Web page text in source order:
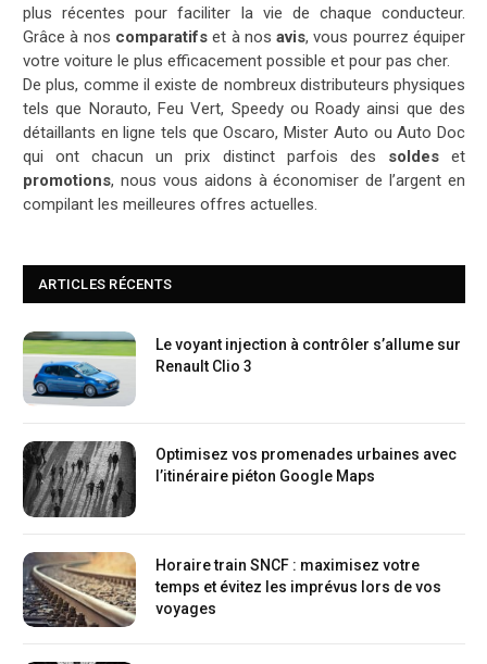
plus récentes pour faciliter la vie de chaque conducteur.
Grâce à nos comparatifset à nosavis, vous pourrez équiper
votre voiture le plus efficacement possible et pour pas cher.
De plus, comme il existe de nombreux distributeurs physiques
tels que Norauto, Feu Vert, Speedy ou Roady ainsi que des
détaillants en ligne tels que Oscaro, Mister Auto ou Auto Doc
qui ont chacun un prix distinct parfois des soldeset
promotions, nous vous aidons à économiser de l’argent en
compilant les meilleures offres actuelles.
ARTICLES RÉCENTS
Le voyant injection à contrôler s’allume sur
Renault Clio 3
Optimisez vos promenades urbaines avec
l’itinéraire piéton Google Maps
Horaire train SNCF : maximisez votre
temps et évitez les imprévus lors de vos
voyages